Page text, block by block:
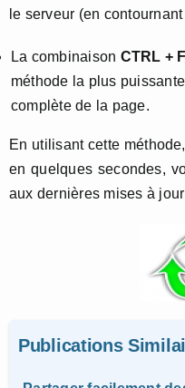
le serveur (en
La combinaison CTRL +
méthode la plus
complète de la page.
En utilisant cette
en quelques secondes,
aux dernières mises à
Publications